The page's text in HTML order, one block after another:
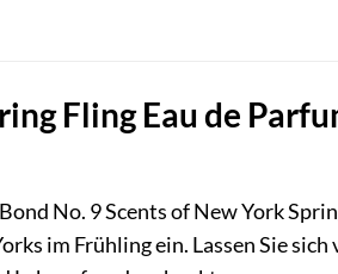
Fling Eau de
No. 9 Scents of New York
im Frühling ein. Lassen Sie